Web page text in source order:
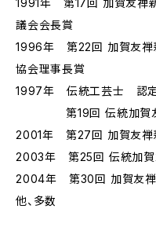
1991年 第17回 加賀友禅
議会会長賞
1996年 第22回 加賀友禅
協会理事長賞
1997年 伝統工芸士 認
第19回 伝統加賀友
2001年 第27回 加賀友禅
2003年 第25回 伝統加
2004年 第30回 加賀友
他、多数